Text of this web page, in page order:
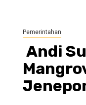
Pemerintahan
Andi